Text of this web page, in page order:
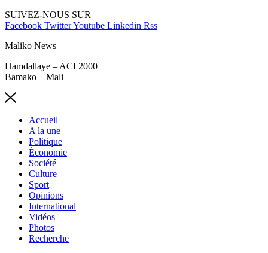
SUIVEZ-NOUS SUR
Facebook TwitterYoutube Linkedin Rss
Maliko News
Hamdallaye – ACI 2000
Bamako – Mali
Accueil
A la une
Politique
Économie
Société
Culture
Sport
Opinions
International
Vidéos
Photos
Recherche